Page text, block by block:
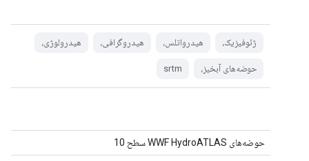
ژئوفیزیک، هیدرواتلس، هیدروگرافی، هیدرولوژی،
حوضه‌های آبخیز، srtm
حوضه‌های WWF HydroATLAS سطح 10